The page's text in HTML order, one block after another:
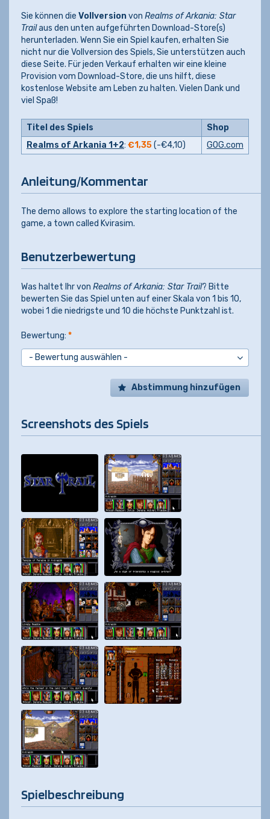
Sie können die Vollversionvon Realms of Arkania: Star
Trailaus den unten aufgeführten Download-Store(s)
herunterladen. Wenn Sie ein Spiel kaufen, erhalten Sie
nicht nur die Vollversion des Spiels, Sie unterstützen auch
diese Seite. Für jeden Verkauf erhalten wir eine kleine
Provision vom Download-Store, die uns hilft, diese
kostenlose Website am Leben zu halten. Vielen Dank und
viel Spaß!
Titel des Spiels
Shop
Realms of Arkania 1+2: €1,35(-€4,10) GOG.com
Anleitung/Kommentar
The demo allows to explore the starting location of the
game, a town called Kvirasim.
Benutzerbewertung
Was haltet Ihr von Realms of Arkania: Star Trail? Bitte
bewerten Sie das Spiel unten auf einer Skala von 1 bis 10,
wobei 1 die niedrigste und 10 die höchste Punktzahl ist.
Bewertung: *
Abstimmung hinzufügen
Screenshots des Spiels
Spielbeschreibung